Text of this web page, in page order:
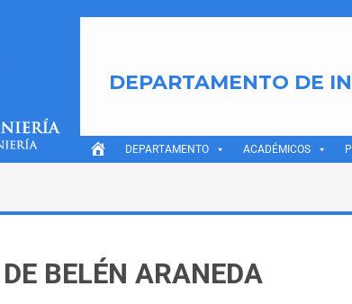
DEPARTAMENTO DE
DEPARTAMENTO ACADÉMICOS
BELÉN ARANEDA